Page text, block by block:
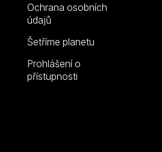
Ochrana osobních
údajů
Šetříme planetu
Prohlášení o
přístupnosti